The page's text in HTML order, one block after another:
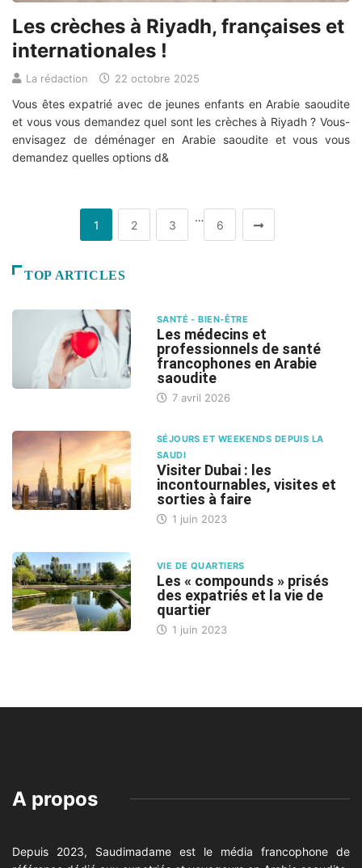
Les crèches à Riyadh, françaises et
internationales !
La rédaction 22 octobre 2025
Vous êtes expatrié avec de jeunes enfants en Arabie saoudite
et vous vous demandez quel sont les crèches à Riyadh ? Vous-
envisagez de déménager en Arabie saoudite et vous vous
demandez quelles options d&
1 2 3
…
6
TOP ARTICLES
SANTÉ - BIEN-ÊTRE
Les médecins et
professionnels de santé
francophones en Arabie
saoudite
7 avril 2026
SÉJOURS ET WEEKENDS DEPUIS LA
SAUDI
Visiter Dubai : les
incontournables, visites et
sorties à faire
1 juin 2023
VIE DE QUARTIERS
Les « compounds » prisés
des expatriés et la vie de
quartier
1 juin 2023
A propos
Depuis 2023, Saudimadame est le média francophone de